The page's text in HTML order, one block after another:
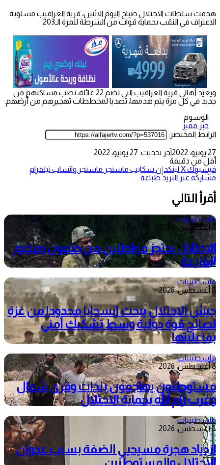
هدمت سلطات الاحتلال صباح اليوم الاثنين، قرية العراقيب مسلوبة
الاعتراف في النقب بحماية قوات من الشرطة للمرة الـ203.
ويعيد أهالي قرية العراقيب التي تضم 22 عائلة، نصب مساكنهم من
جديد في كل مرة يتم هدمها، تصديا لمخططات تهجيرهم من أرضهم.
الوسوم
خبر مميز
الرابط المختصر:
27 يونيو، 2022
آخر تحديث: 27 يونيو، 2022
أقل من دقيقة
فيسبوك‫Xلينكدإن سكايب ماسنجر ماسنجر واتساب تيلقرام
مشاركة عبر البريد طباعة
أقرأ التالي
فلسطينيات
8 أغسطس، 2026
الاحتلال يحتجز مواطنين من طمون ومخيم
الفارعة
فلسطينيات
8 أغسطس، 2026
جيش الاحتلال يبحث انسحابا محدودا من غزة
لصالح قوة دولية وسط تشكيك أمني
بفاعليتها
فلسطينيات
8 أغسطس، 2026
مستوطنون يهاجمون بلدات وقرى شمال
وغرب رام الله بحماية الاحتلال
فلسطينيات
8 أغسطس، 2026
ازدياد هجرة مسيحيي الضفة بسبب عدوان